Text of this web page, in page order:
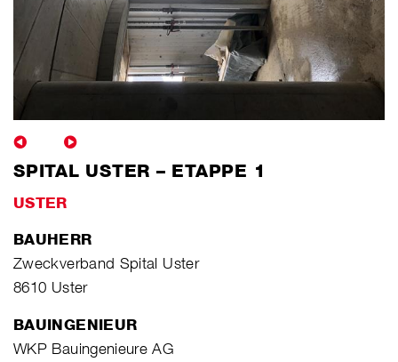
SPITAL USTER – ETAPPE 1
USTER
BAUHERR
Zweckverband Spital Uster
8610 Uster
BAUINGENIEUR
WKP Bauingenieure AG